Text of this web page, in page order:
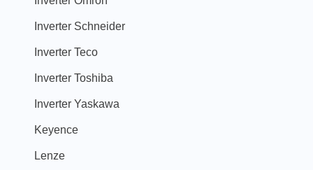
Inverter Schneider
Inverter Teco
Inverter Toshiba
Inverter Yaskawa
Keyence
Lenze